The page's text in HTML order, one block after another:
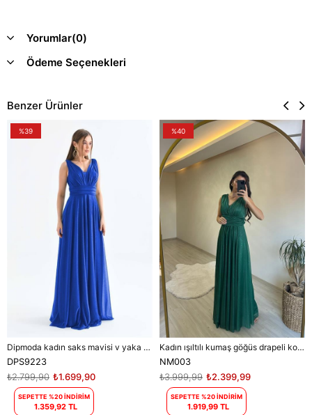
Yorumlar(0)
Ödeme Seçenekleri
Benzer Ürünler
Dipmoda kadın saks mavisi v yaka simli tül abiye elbise DPS9223
DPS9223
₺1.699,90
₺2.799,90
SEPETTE %20 İNDİRİM
1.359,92 TL
%39
Kadın ışıltılı kumaş göğüs drapeli kolsuz elbise DPNM003
NM003
₺2.399,99
₺3.999,99
SEPETTE %20 İNDİRİM
1.919,99 TL
%40